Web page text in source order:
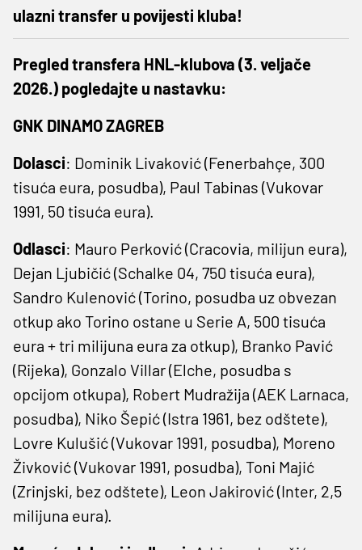
ulazni transfer u povijesti kluba!
Pregled transfera HNL-klubova (3. veljače
2026.) pogledajte u nastavku:
GNK DINAMO ZAGREB
Dolasci: Dominik Livaković (Fenerbahçe, 300
tisuća eura, posudba), Paul Tabinas (Vukovar
1991, 50 tisuća eura).
Odlasci: Mauro Perković (Cracovia, milijun eura),
Dejan Ljubičić (Schalke 04, 750 tisuća eura),
Sandro Kulenović (Torino, posudba uz obvezan
otkup ako Torino ostane u Serie A, 500 tisuća
eura + tri milijuna eura za otkup), Branko Pavić
(Rijeka), Gonzalo Villar (Elche, posudba s
opcijom otkupa), Robert Mudražija (AEK Larnaca,
posudba), Niko Šepić (Istra 1961, bez odštete),
Lovre Kulušić (Vukovar 1991, posudba), Moreno
Živković (Vukovar 1991, posudba), Toni Majić
(Zrinjski, bez odštete), Leon Jakirović (Inter, 2,5
milijuna eura).